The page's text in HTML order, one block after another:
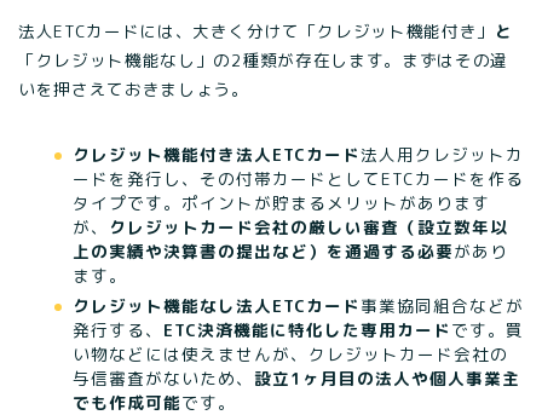
法人ETCカードには、大きく分けて「クレジット機能付き」 と
「クレジット機能なし」の2種類が存在します。まずはその違
いを押さえておきましょう。
クレジット機能付き法人ETCカード法人用クレジットカ
ードを発行し、その付帯カードとしてETCカードを作る
タイプです。ポイントが貯まるメリットがあります
が、
クレジットカード会社の厳しい審査（設立数年以
上の実績や決算書の提出など）を通過する必要があり
ます。
クレジット機能なし法人ETCカード 事業協同組合などが
発行する、 ETC決済機能に特化した専用カード です。買
い物などには使えませんが、クレジットカード会社の
与信審査がないため、 設立1ヶ月目の法人や個人事業主
でも作成可能です。